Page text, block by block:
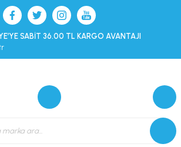
SABİT 36.00 TL KARGO AVANTAJI